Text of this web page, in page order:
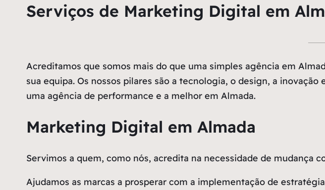
Serviços de Marketing Digital em
Acreditamos que somos mais do que uma simples agência em
sua equipa. Os nossos pilares são a tecnologia, o design, a
uma agência de performance e a melhor em Almada.
Marketing Digital em Almada
Servimos a quem, como nós, acredita na necessidade de mudança
Ajudamos as marcas a prosperar com a implementação de